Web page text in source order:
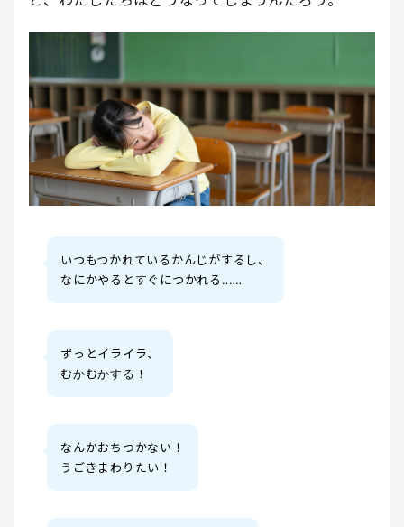
いつもつかれているかんじがするし、
なにかやるとすぐにつかれる‥‥‥
ずっとイライラ、
むかむかする！
なんかおちつかない！
うごきまわりたい！